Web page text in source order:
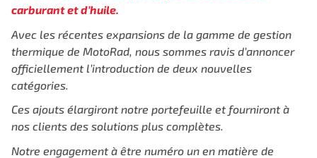
carburant et d’huile.
Avec les récentes expansions de la gamme de gestion
thermique de MotoRad, nous sommes ravis d’annoncer
officiellement l’introduction de deux nouvelles
catégories.
Ces ajouts élargiront notre portefeuille et fourniront à
nos clients des solutions plus complètes.
Notre engagement à être numéro un en matière de